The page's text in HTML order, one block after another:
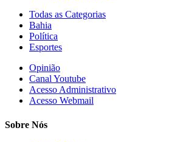
Todas as Categorias
Bahia
Política
Esportes
Opinião
Canal Youtube
Acesso Administrativo
Acesso Webmail
Sobre Nós